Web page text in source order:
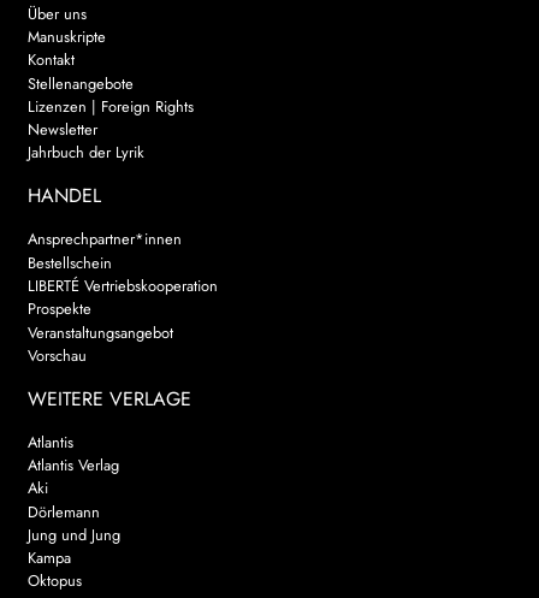
Über uns
Manuskripte
Kontakt
Stellenangebote
Lizenzen | Foreign Rights
Newsletter
Jahrbuch der Lyrik
HANDEL
Ansprechpartner*innen
Bestellschein
LIBERTÉ Vertriebskooperation
Prospekte
Veranstaltungsangebot
Vorschau
WEITERE VERLAGE
Atlantis
Atlantis Verlag
Aki
Dörlemann
Jung und Jung
Kampa
Oktopus